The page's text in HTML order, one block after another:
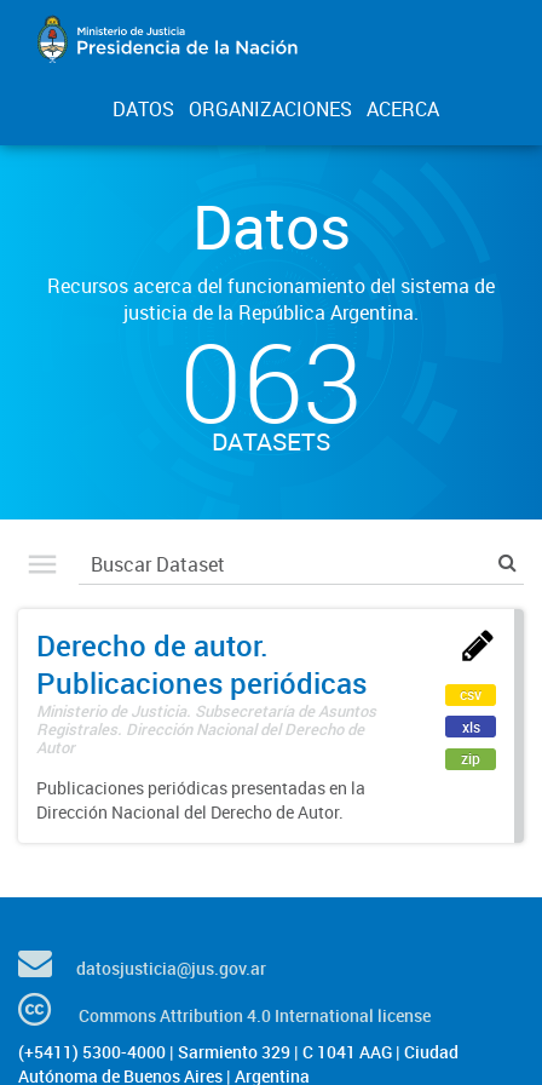
DATOS ORGANIZACIONES ACERCA
Datos
Recursos acerca del funcionamiento del sistema de
justicia de la República Argentina.
063
DATASETS
Derecho de autor.
Publicaciones periódicas
Ministerio de Justicia. Subsecretaría de Asuntos
Registrales. Dirección Nacional del Derecho de
Autor
Publicaciones periódicas presentadas en la
Dirección Nacional del Derecho de Autor.
csv
xls
zip
datosjusticia@jus.gov.ar
Commons Attribution 4.0 International license
(+5411) 5300-4000 | Sarmiento 329 | C 1041 AAG | Ciudad
Autónoma de Buenos Aires | Argentina